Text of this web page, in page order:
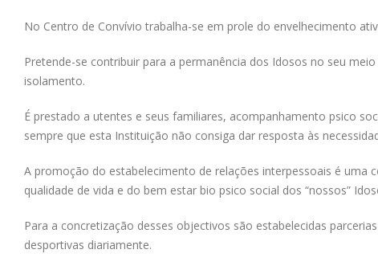
No Centro de Convívio trabalha-se em prole do envelhecimento
Pretende-se contribuir para a permanência dos Idosos no seu
isolamento.
É prestado a utentes e seus familiares, acompanhamento psico
sempre que esta Instituição não consiga dar resposta às
A promoção do estabelecimento de relações interpessoais é
qualidade de vida e do bem estar bio psico social dos “nossos”
Para a concretização desses objectivos são estabelecidas
desportivas diariamente.